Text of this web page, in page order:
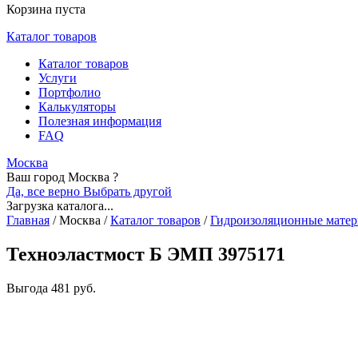
Корзина пуста
Каталог товаров
Каталог товаров
Услуги
Портфолио
Калькуляторы
Полезная информация
FAQ
Москва
Ваш город Москва ?
Да, все верно Выбрать другой
Загрузка каталога...
Главная /Москва / Каталог товаров / Гидроизоляционные
Техноэластмост Б ЭМП 3975171
Выгода 481 руб.